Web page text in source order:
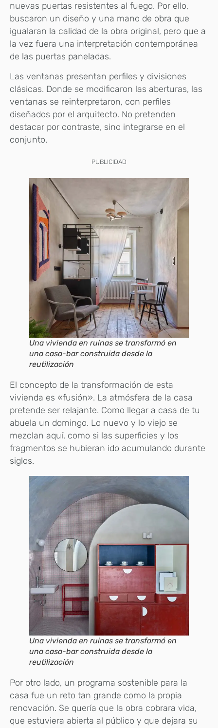
nuevas puertas resistentes al fuego. Por ello,
buscaron un diseño y una mano de obra que
igualaran la calidad de la obra original, pero que a
la vez fuera una interpretación contemporánea
de las puertas paneladas.
Las ventanas presentan perfiles y divisiones
clásicas. Donde se modificaron las aberturas, las
ventanas se reinterpretaron, con perfiles
diseñados por el arquitecto. No pretenden
destacar por contraste, sino integrarse en el
conjunto.
PUBLICIDAD
Una vivienda en ruinas se transformó en
una casa-bar construida desde la
reutilización
El concepto de la transformación de esta
vivienda es «fusión». La atmósfera de la casa
pretende ser relajante. Como llegar a casa de tu
abuela un domingo. Lo nuevo y lo viejo se
mezclan aquí, como si las superficies y los
fragmentos se hubieran ido acumulando durante
siglos.
Una vivienda en ruinas se transformó en
una casa-bar construida desde la
reutilización
Por otro lado, un programa sostenible para la
casa fue un reto tan grande como la propia
renovación. Se quería que la obra cobrara vida,
que estuviera abierta al público y que dejara su